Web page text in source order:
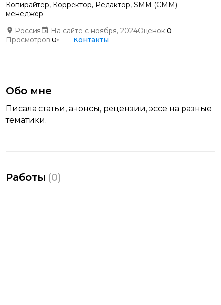
Копирайтер, Корректор, Редактор, SMM (СММ)
менеджер
Россия
На сайте с ноября, 2024Оценок:0
Просмотров:0 Контакты
Обо мне
Писала статьи, анонсы, рецензии, эссе на разные
тематики.
Работы (0)